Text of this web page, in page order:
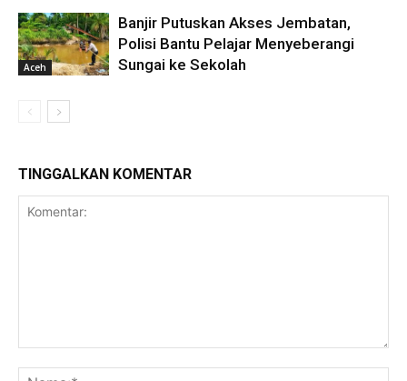
Aceh
Banjir Putuskan Akses Jembatan,
Polisi Bantu Pelajar Menyeberangi
Sungai ke Sekolah
TINGGALKAN KOMENTAR